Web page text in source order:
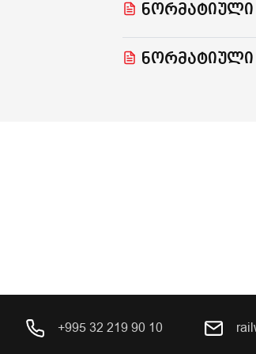
ნორმატიული
ნორმატიული
+995 32 219 90 10